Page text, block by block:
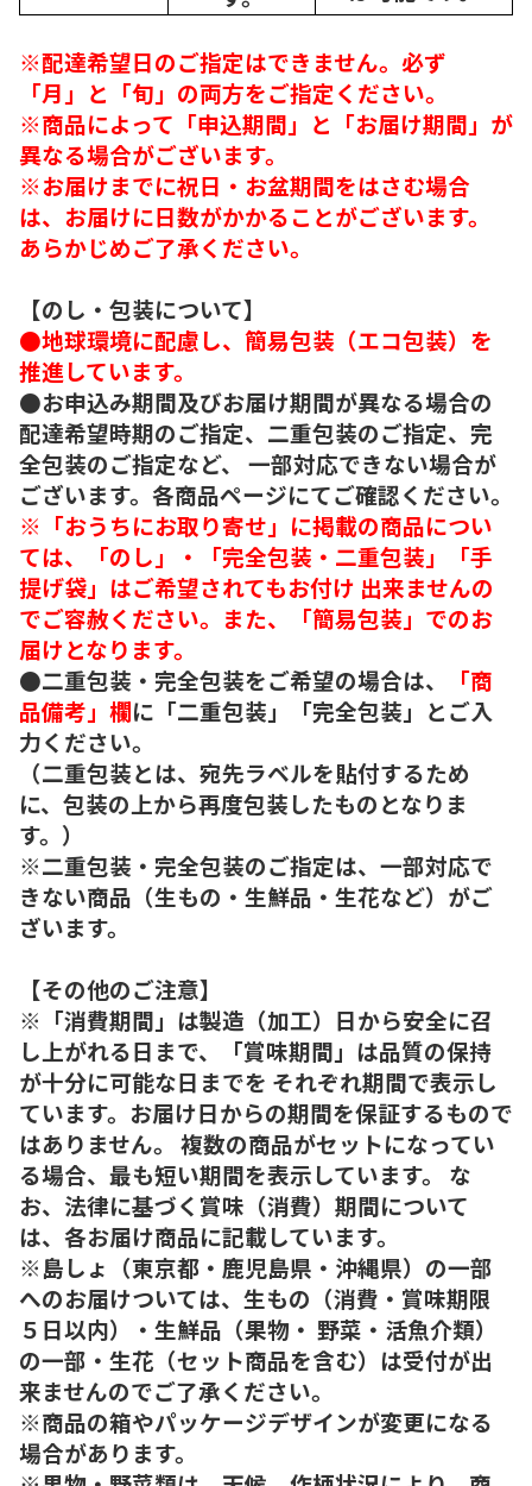
※配達希望日のご指定はできません。必ず
「月」と「旬」の両方をご指定ください。
※商品によって「申込期間」と「お届け期間」が
異なる場合がございます。
※お届けまでに祝日・お盆期間をはさむ場合
は、お届けに日数がかかることがございます。
あらかじめご了承ください。
【のし・包装について】
●地球環境に配慮し、簡易包装（エコ包装）を
推進しています。
●お申込み期間及びお届け期間が異なる場合の
配達希望時期のご指定、二重包装のご指定、完
全包装のご指定など、 一部対応できない場合が
ございます。各商品ページにてご確認ください。
※「おうちにお取り寄せ」に掲載の商品につい
ては、「のし」・「完全包装・二重包装」「手
提げ袋」はご希望されてもお付け 出来ませんの
でご容赦ください。また、「簡易包装」でのお
届けとなります。
●二重包装・完全包装をご希望の場合は、
「商
品備考」欄に「二重包装」「完全包装」とご入
力ください。
（二重包装とは、宛先ラベルを貼付するため
に、包装の上から再度包装したものとなりま
す。）
※二重包装・完全包装のご指定は、一部対応で
きない商品（生もの・生鮮品・生花など）がご
ざいます。
【その他のご注意】
※「消費期間」は製造（加工）日から安全に召
し上がれる日まで、「賞味期間」は品質の保持
が十分に可能な日までを それぞれ期間で表示し
ています。お届け日からの期間を保証するもので
はありません。 複数の商品がセットになってい
る場合、最も短い期間を表示しています。 な
お、法律に基づく賞味（消費）期間について
は、各お届け商品に記載しています。
※島しょ（東京都・鹿児島県・沖縄県）の一部
へのお届けついては、生もの（消費・賞味期限
５日以内）・生鮮品（果物・ 野菜・活魚介類）
の一部・生花（セット商品を含む）は受付が出
来ませんのでご了承ください。
※商品の箱やパッケージデザインが変更になる
場合があります。